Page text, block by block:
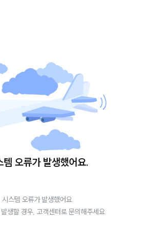
템 오류가 발생했어요.
시스템 오류가 발생했어요.
생할 경우, 고객센터로 문의해주세요.